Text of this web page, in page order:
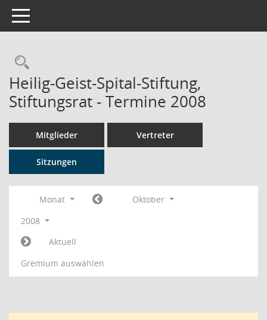
Toggle navigation
Rechercheauswahl
Heilig-Geist-Spital-Stiftung,
Stiftungsrat - Termine 2008
Mitglieder Vertreter
Sitzungen
Monat
Oktober
2008
Aktuell
Gremium auswählen